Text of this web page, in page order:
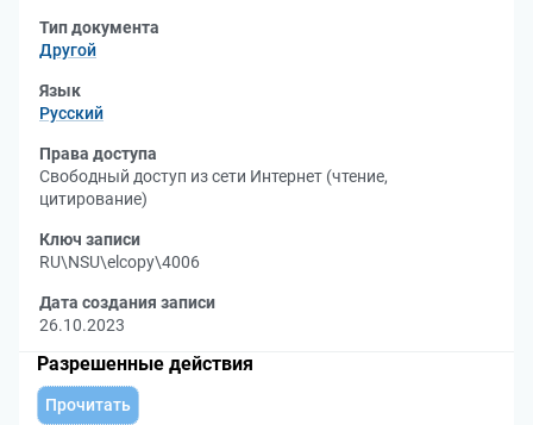
Тип документа
Другой
Язык
Русский
Права доступа
Свободный доступ из сети Интернет (чтение,
цитирование)
Ключ записи
RU\NSU\elcopy\4006
Дата создания записи
26.10.2023
Разрешенные действия
Прочитать